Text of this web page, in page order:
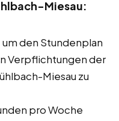
Miesau:
den Stundenplan
Verpflichtungen der
Miesau zu
pro Woche